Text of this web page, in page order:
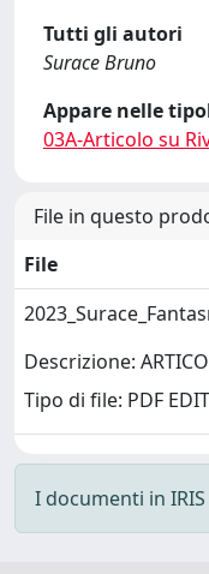
Tutti gli autori
Surace Bruno
Appare nelle
03A-Articolo su
File in questo
File
Descrizione:
Tipo di file: PDF
I documenti in